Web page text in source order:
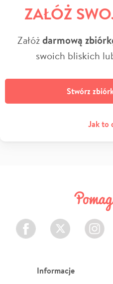
ZAŁÓŻ
Załóżdarmową
swoich bliskich
Stwórz
Jak to
Facebook Twitter Instagram
Informacje